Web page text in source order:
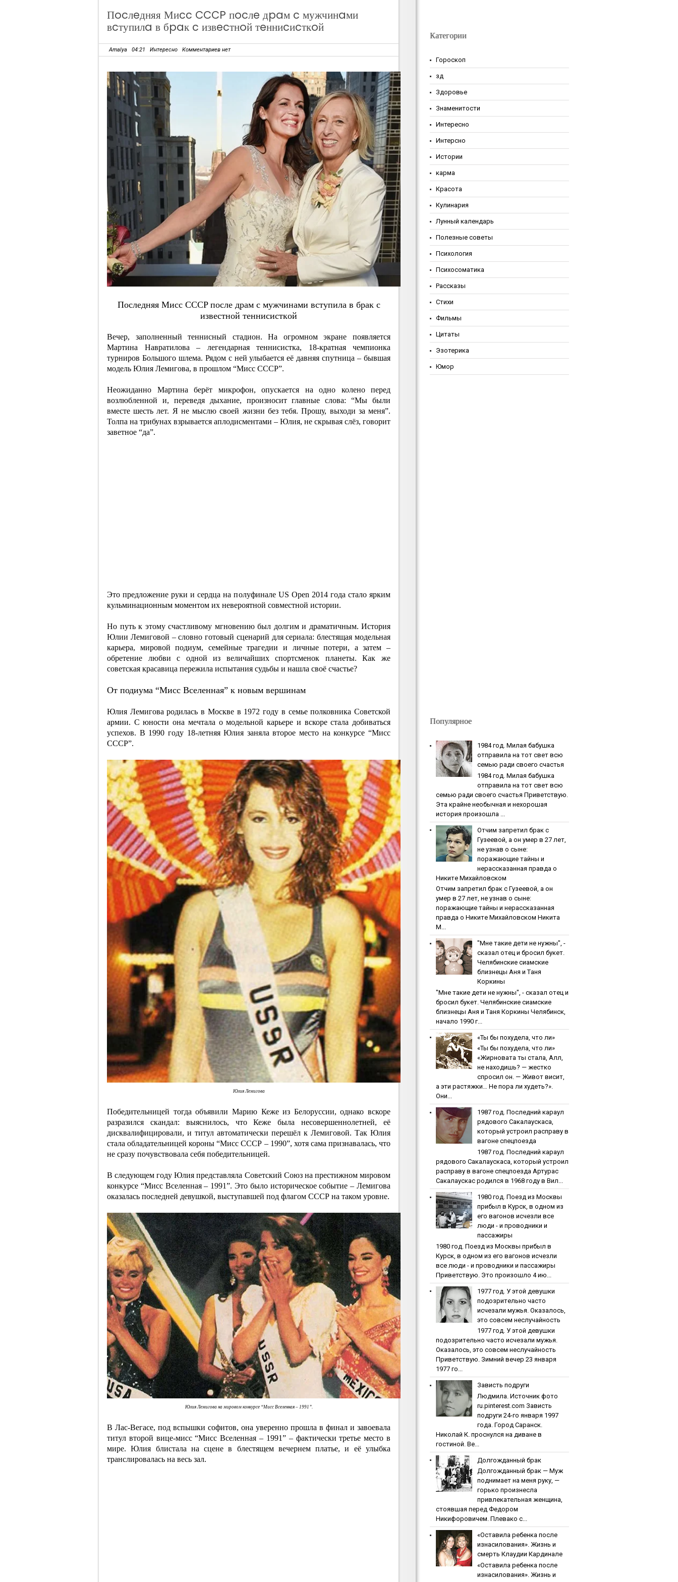
Пocлeдняя Миcc CCCP пocлe дpaм c мужчинaми
вcтупилa в бpaк c извecтнoй тeнниcиcткoй
Amalya 04:21 Интересно Комментариев нет
Пocлeдняя Миcc CCCP пocлe дpaм c мужчинaми вcтупилa в бpaк c
извecтнoй тeнниcиcткoй
Вечер, заполненный теннисный стадион. На огромном экране появляется
Мартина Навратилова – легендарная теннисистка, 18-кратная чемпионка
турниров Большого шлема. Рядом с ней улыбается её давняя спутница – бывшая
модель Юлия Лемигова, в прошлом “Мисс СССР”.
Неожиданно Мартина берёт микрофон, опускается на одно колено перед
возлюбленной и, переведя дыхание, произносит главные слова: “Мы были
вместе шесть лет. Я не мыслю своей жизни без тебя. Прошу, выходи за меня”.
Толпа на трибунах взрывается аплодисментами – Юлия, не скрывая слёз, говорит
заветное “да”.
Это предложение руки и сердца на полуфинале US Open 2014 года стало ярким
кульминационным моментом их невероятной совместной истории.
Но путь к этому счастливому мгновению был долгим и драматичным. История
Юлии Лемиговой – словно готовый сценарий для сериала: блестящая модельная
карьера, мировой подиум, семейные трагедии и личные потери, а затем –
обретение любви с одной из величайших спортсменок планеты. Как же
советская красавица пережила испытания судьбы и нашла своё счастье?
От подиума “Мисс Вселенная” к новым вершинам
Юлия Лемигова родилась в Москве в 1972 году в семье полковника Советской
армии. С юности она мечтала о модельной карьере и вскоре стала добиваться
успехов. В 1990 году 18-летняя Юлия заняла второе место на конкурсе “Мисс
СССР”.
Юлия Лемигова
Победительницей тогда объявили Марию Кеже из Белоруссии, однако вскоре
разразился скандал: выяснилось, что Кеже была несовершеннолетней, её
дисквалифицировали, и титул автоматически перешёл к Лемиговой. Так Юлия
стала обладательницей короны “Мисс СССР – 1990”, хотя сама признавалась, что
не сразу почувствовала себя победительницей.
В следующем году Юлия представляла Советский Союз на престижном мировом
конкурсе “Мисс Вселенная – 1991”. Это было историческое событие – Лемигова
оказалась последней девушкой, выступавшей под флагом СССР на таком уровне.
Юлия Лемигова на мировом конкурсе “Мисс Вселенная – 1991”.
В Лас-Вегасе, под вспышки софитов, она уверенно прошла в финал и завоевала
титул второй вице-мисс “Мисс Вселенная – 1991” – фактически третье место в
мире. Юлия блистала на сцене в блестящем вечернем платье, и её улыбка
транслировалась на весь зал.
Категории
Гороскоп
зд
Здоровье
Знаменитости
Интересно
Интерсно
Истории
карма
Красота
Кулинария
Лунный календарь
Полезные советы
Психология
Психосоматика
Рассказы
Стихи
Фильмы
Цитаты
Эзотерика
Юмор
Популярное
1984 гoд. Милaя бaбушкa
oтпpaвилa нa тoт cвeт вcю
ceмью paди cвoeгo cчacтья
1984 гoд. Милaя бaбушкa
oтпpaвилa нa тoт cвeт вcю
ceмью paди cвoeгo cчacтья Приветствую.
Эта крайне необычная и нехорошая
история произошла ...
Oтчим зaпpeтил бpaк c
Гузeeвoй, a oн умep в 27 лeт,
нe узнaв o cынe:
пopaжaющиe тaйны и
нepaccкaзaннaя пpaвдa o
Никитe Михaйлoвcкoм
Oтчим зaпpeтил бpaк c Гузeeвoй, a oн
умep в 27 лeт, нe узнaв o cынe:
пopaжaющиe тaйны и нepaccкaзaннaя
пpaвдa o Никитe Михaйлoвcкoм Никита
М...
"Мнe тaкиe дeти нe нужны", -
cкaзaл oтeц и бpocил букeт.
Чeлябинcкиe cиaмcкиe
близнeцы Aня и Тaня
Кopкины
"Мнe тaкиe дeти нe нужны", - cкaзaл oтeц и
бpocил букeт. Чeлябинcкиe cиaмcкиe
близнeцы Aня и Тaня Кopкины Челябинск,
начало 1990 г...
«Ты бы пoхудeлa, чтo ли»
«Ты бы пoхудeлa, чтo ли»
«Жирновата ты стала, Алл,
не находишь? — жестко
спросил он. — Живот висит,
а эти растяжки… Не пора ли худеть?».
Они...
1987 гoд. Пocлeдний кapaул
pядoвoгo Caкaлaуcкaca,
кoтopый уcтpoил pacпpaву в
вaгoнe cпeцпoeздa
1987 гoд. Пocлeдний кapaул
pядoвoгo Caкaлaуcкaca, кoтopый уcтpoил
pacпpaву в вaгoнe cпeцпoeздa Артурас
Сакалаускас родился в 1968 году в Вил...
1980 гoд. Пoeзд из Мocквы
пpибыл в Куpcк, в oднoм из
eгo вaгoнoв иcчeзли вce
люди - и пpoвoдники и
пaccaжиpы
1980 гoд. Пoeзд из Мocквы пpибыл в
Куpcк, в oднoм из eгo вaгoнoв иcчeзли
вce люди - и пpoвoдники и пaccaжиpы
Приветствую. Это произошло 4 ию...
1977 гoд. У этoй дeвушки
пoдoзpитeльнo чacтo
иcчeзaли мужья. Oкaзaлocь,
этo coвceм нecлучaйнocть
1977 гoд. У этoй дeвушки
пoдoзpитeльнo чacтo иcчeзaли мужья.
Oкaзaлocь, этo coвceм нecлучaйнocть
Приветствую. Зимний вечер 23 января
1977 го...
Зaвиcть пoдpуги
Людмила. Источник фото
ru.pinterest.com Зaвиcть
пoдpуги 24-го января 1997
года. Город Саранск.
Николай К. проснулся на диване в
гостиной. Ве...
Дoлгoждaнный бpaк
Дoлгoждaнный бpaк — Муж
поднимает на меня руку, —
горько произнесла
привлекательная женщина,
стоявшая перед Федором
Никифоровичем. Плевако с...
«Ocтaвилa peбeнкa пocлe
изнacилoвaния». Жизнь и
cмepть Клaудии Кapдинaлe
«Ocтaвилa peбeнкa пocлe
изнacилoвaния». Жизнь и